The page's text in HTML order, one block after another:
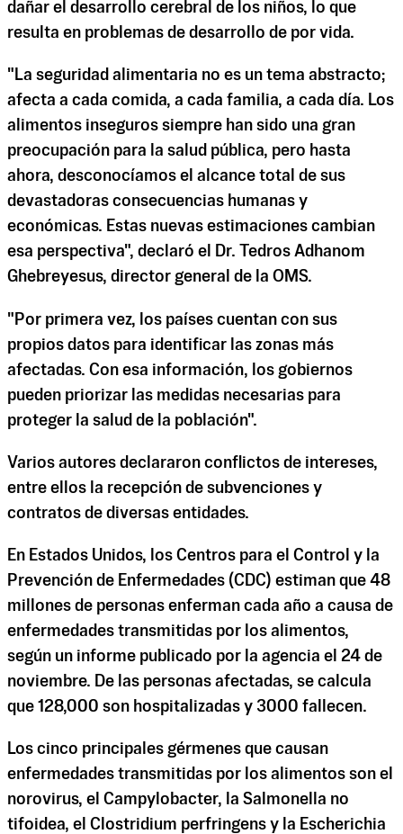
dañar el desarrollo cerebral de los niños, lo que
resulta en problemas de desarrollo de por vida.
"La seguridad alimentaria no es un tema abstracto;
afecta a cada comida, a cada familia, a cada día. Los
alimentos inseguros siempre han sido una gran
preocupación para la salud pública, pero hasta
ahora, desconocíamos el alcance total de sus
devastadoras consecuencias humanas y
económicas. Estas nuevas estimaciones cambian
esa perspectiva", declaró el Dr. Tedros Adhanom
Ghebreyesus, director general de la OMS.
"Por primera vez, los países cuentan con sus
propios datos para identificar las zonas más
afectadas. Con esa información, los gobiernos
pueden priorizar las medidas necesarias para
proteger la salud de la población".
Varios autores declararon conflictos de intereses,
entre ellos la recepción de subvenciones y
contratos de diversas entidades.
En Estados Unidos, los Centros para el Control y la
Prevención de Enfermedades (CDC) estiman que 48
millones de personas enferman cada año a causa de
enfermedades transmitidas por los alimentos,
según un informe publicado por la agencia el 24 de
noviembre. De las personas afectadas, se calcula
que 128,000 son hospitalizadas y 3000 fallecen.
Los cinco principales gérmenes que causan
enfermedades transmitidas por los alimentos son el
norovirus, el Campylobacter, la Salmonella no
tifoidea, el Clostridium perfringens y la Escherichia